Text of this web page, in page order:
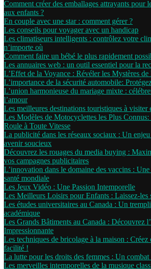
Comment créer des emballages attrayants pour
aux enfants ?
En couple avec une star : comment gérer ?
Les conseils pour voyager avec un handicap
Les climatiseurs intelligents : contrôlez votre
n’importe où
Comment faire un bébé le plus rapidement
Les annuaires web : un outil essentiel pour la
L’Effet de la Voyance : Révéler les Mystères de
L’importance de la sécurité automobile:
L’union harmonieuse du mariage mixte :
l’amour
Les meilleures destinations touristiques à visiter
Les Modèles de Motocyclettes les Plus
Roule à Toute Vitesse
La publicité dans les réseaux sociaux : Un
avenir soucieux
Découvrez les rouages du media buying :
vos campagnes publicitaires
L’innovation dans le domaine des vaccins :
santé mondiale
Les Jeux Vidéo : Une Passion Intemporelle
Les Meilleurs Loisirs pour Enfants : Laissez-les
Les études universitaires au Canada : Un
académique
Les Grands Bâtiments au Canada : Découvrez
Impressionnante
Les techniques de bricolage à la maison : Créez
facilité !
La lutte pour les droits des femmes : Un combat
Les merveilles intemporelles de la musique